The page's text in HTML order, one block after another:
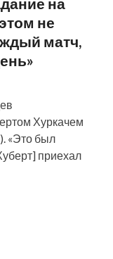
не
матч,
Хуркачем
«Это был
приехал